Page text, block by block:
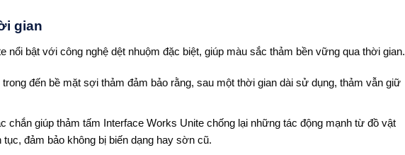
gian
nổi bật với công nghệ dệt nhuộm đặc biệt, giúp màu sắc thảm bền vững qua thời gian.
đến bề mặt sợi thảm đảm bảo rằng, sau một thời gian dài sử dụng, thảm vẫn giữ
chắn giúp thảm tấm Interface Works Unite chống lại những tác động mạnh từ đồ vật
đảm bảo không bị biến dạng hay sờn cũ.